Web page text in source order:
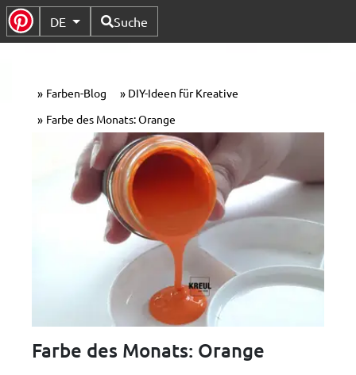
Untermenü Umschalten
DE Verfügbare Sprachen
Suche
Farben-Blog
DIY-Ideen für Kreative
Farbe des Monats: Orange
Farbe des Monats: Orange